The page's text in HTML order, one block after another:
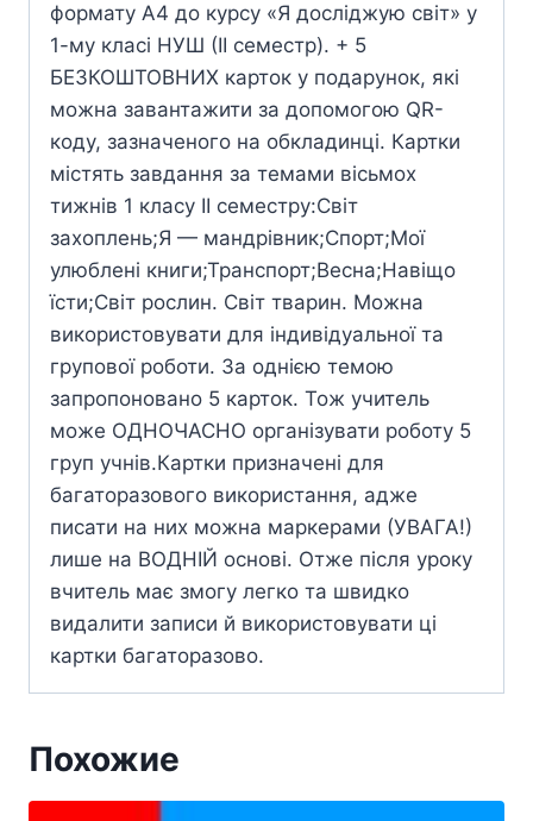
формату А4 до курсу «Я досліджую світ» у
1-му класі НУШ (ІІ семестр). + 5
БЕЗКОШТОВНИХ карток у подарунок, які
можна завантажити за допомогою QR-
коду, зазначеного на обкладинці. Картки
містять завдання за темами вісьмох
тижнів 1 класу ІІ семестру:Світ
захоплень;Я — мандрівник;Спорт;Мої
улюблені книги;Транспорт;Весна;Навіщо
їсти;Світ рослин. Світ тварин. Можна
використовувати для індивідуальної та
групової роботи. За однією темою
запропоновано 5 карток. Тож учитель
може ОДНОЧАСНО організувати роботу 5
груп учнів.Картки призначені для
багаторазового використання, адже
писати на них можна маркерами (УВАГА!)
лише на ВОДНІЙ основі. Отже після уроку
вчитель має змогу легко та швидко
видалити записи й використовувати ці
картки багаторазово.
Похожие